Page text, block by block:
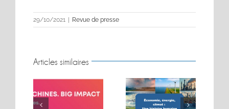
29/10/2021 Revue de presse
Articles similaires